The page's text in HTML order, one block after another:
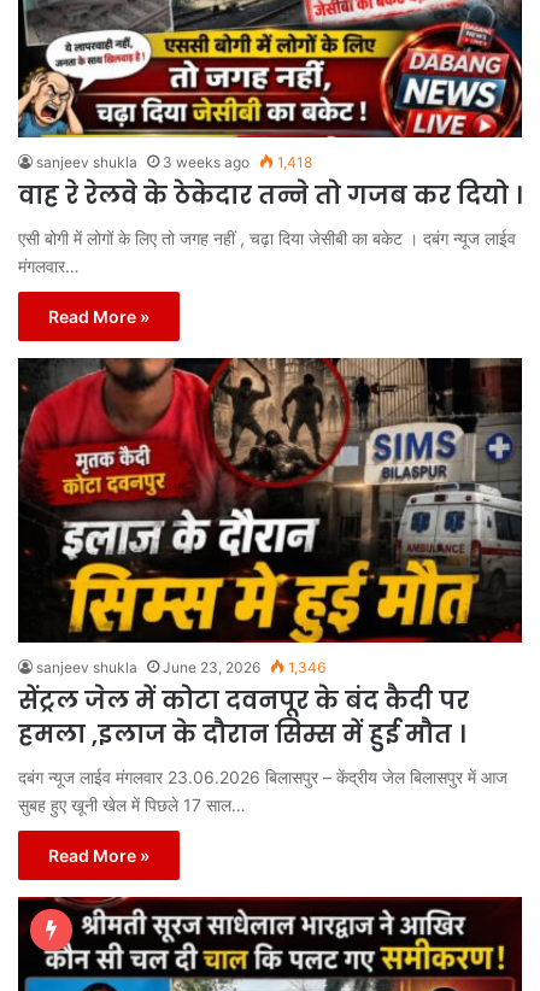
sanjeev shukla 3 weeks ago 1,418
वाह रे रेलवे के ठेकेदार तन्ने तो गजब कर दियो ।
एसी बोगी में लोगों के लिए तो जगह नहीं , चढ़ा दिया जेसीबी का बकेट । दबंग न्यूज लाईव
मंगलवार…
Read More »
sanjeev shukla June 23, 2026 1,346
सेंट्रल जेल में कोटा दवनपूर के बंद कैदी पर
हमला ,इलाज के दौरान सिम्स में हुई मौत ।
दबंग न्यूज लाईव मंगलवार 23.06.2026 बिलासपुर – केंद्रीय जेल बिलासपुर में आज
सुबह हुए खूनी खेल में पिछले 17 साल…
Read More »